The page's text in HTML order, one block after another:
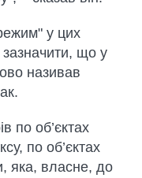
у цих
що у
називав
по об’єктах
по об’єктах
яка, власне, до